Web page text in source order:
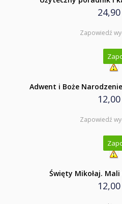
24,90
Zapowiedź
Adwent i Boże
12,00
Zapowiedź
Święty Mikołaj.
12,00